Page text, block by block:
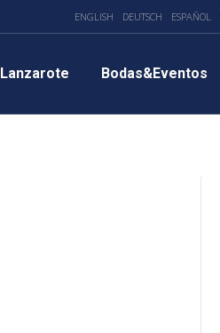
ENGLISH DEUTSCH ESPAÑOL
Lanzarote Bodas&Eventos